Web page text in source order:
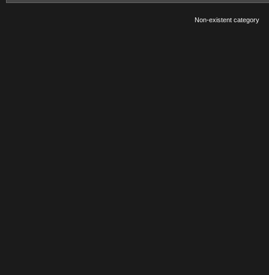
Non-existent category